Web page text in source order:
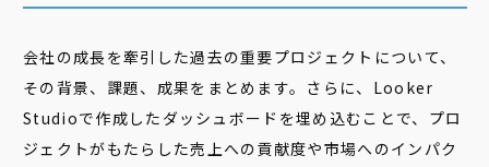
会社の成長を牽引した過去の重要プロジェクトについて、
その背景、課題、成果をまとめます。さらに、Looker
Studioで作成したダッシュボードを埋め込むことで、プロ
ジェクトがもたらした売上への貢献度や市場へのインパク